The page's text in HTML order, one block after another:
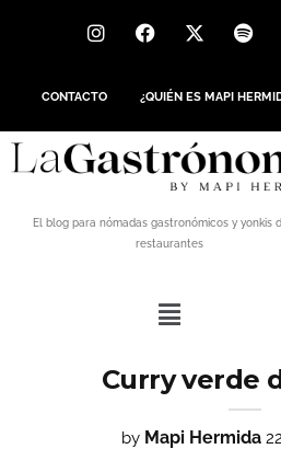
CONTACTO ¿QUIÉN ES MAPI
El blog para nómadas gastronómicos y yonkis
restaurantes
Curry verde
by Mapi Hermida